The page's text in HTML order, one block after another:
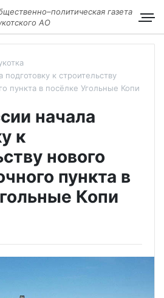
газета
АО
подготовку к строительству
пункта в посёлке Угольные Копи
начала
к
нового
пункта в
Копи